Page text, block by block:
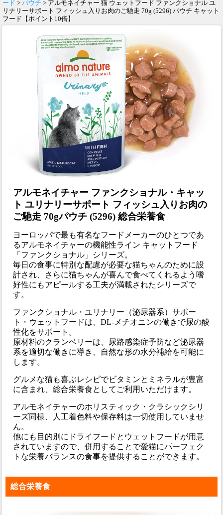
ード > パウチ > アルモネイチャー 猫 ウェットフード ファンクショナル ユ
リナリーサポート フィッシュ入りお肉のご馳走 70g (5296) パウチ キャット
フード【ポイント10倍】
アルモネイチャー ファンクショナル・キャッ
ト ユリナリーサポート フィッシュ入りお肉の
ご馳走 70gパウチ (5296) 総合栄養食
ヨーロッパで最も有名なフードメーカーのひとつであ
るアルモネイチャーの機能性ライン キャットフード
「ファンクショナル」シリーズ。
毎日の食事に特別な配慮が必要な猫ちゃんのために設
計され、さらに猫ちゃんが喜んで食べてくれるよう嗜
好性にもアピールする工夫が満載されたシリーズで
す。
ファンクショナル・ユリナリー（泌尿器系）サポー
ト・ウェットフードは、DL-メチオニンの働きで尿の酸
性化をサポート。
原材料のクランベリーは、尿路感染症予防など泌尿器
系を適切な働きに導き、自然な形の水分補給を可能に
します。
グルメな猫も喜ぶレシピでビタミンとミネラルが豊富
に含まれ、総合栄養食としてご利用いただけます。
アルモネイチャーのホリスティック・クラシックシリ
ーズ同様、人工着色料や保存料は一切使用していませ
ん。
他にも目的別にドライフードとウェットフードが用意
されていますので、併用することで愛猫にパーフェク
トな栄養バランスの食事を提供することができます。
総合栄養食